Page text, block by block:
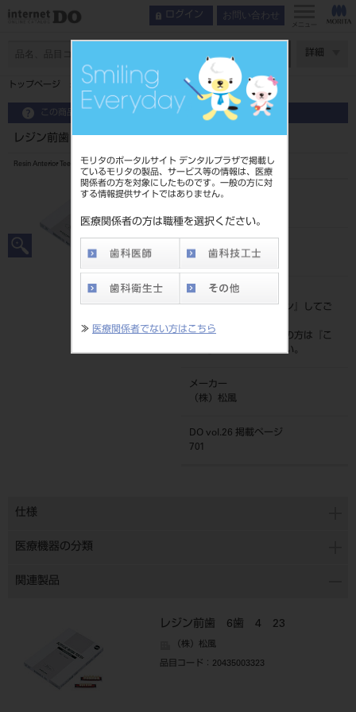
モリタのポータルサイト デンタルプラザで掲載し
ているモリタの製品、サービス等の情報は、医療
関係者の方を対象にしたものです。一般の方に対
する情報提供サイトではありません。
医療関係者の方は職種を選択ください。
≫ 医療関係者でない方はこちら
ログイン お問い合わせ
メニュー
詳細
トップページ レジン前歯 6歯 A3 624
この商品に関するお問い合わせ
レジン前歯 6歯 A3 624
Resin Anterior Teeth
品目コード
4548162142863
標準価格
価格の確認は『ログイン
』してご
ネット会員登録がまだの方は『
こ
ちら』より登録ください。
メーカー
（株）松風
DO vol.26 掲載ページ
701
仕様
医療機器の分類
関連製品
レジン前歯 6歯 4 23
（株）松風
品目コード ：20435003323